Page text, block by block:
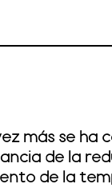
más se ha
de la
de la